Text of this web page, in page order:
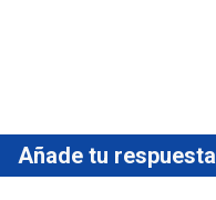
Añade tu respuesta